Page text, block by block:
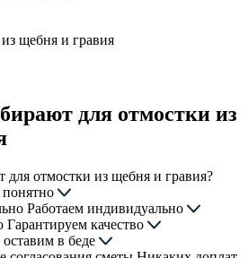
для отмостки из
понятно
Работаем индивидуально
Гарантируем качество
в беде